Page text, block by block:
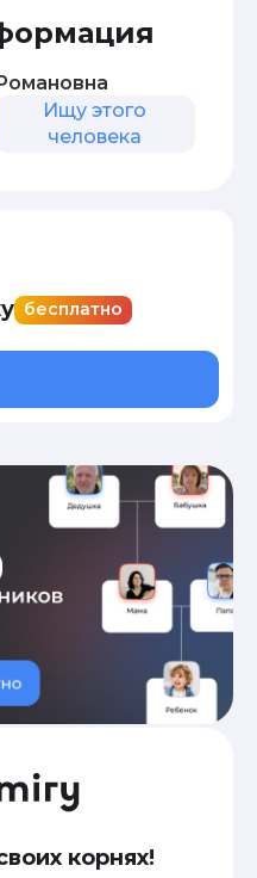
Романовна
Ищу этого
человека
бесплатно
корнях!